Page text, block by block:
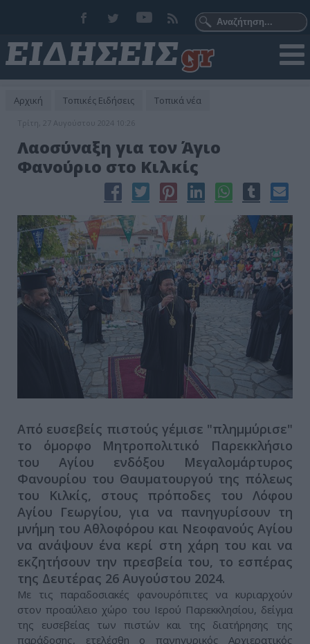
Αρχική Τοπικές Ειδήσεις Τοπικά νέα
Τρίτη, 27 Αυγούστου 2024 10:26
Λαοσύναξη για τον Άγιο
Φανούριο στο Κιλκίς
Από ευσεβείς πιστούς γέμισε "πλημμύρισε"
το όμορφο Μητροπολιτικό Παρεκκλήσιο
του Αγίου ενδόξου Μεγαλομάρτυρος
Φανουρίου του Θαυματουργού της πόλεως
του Κιλκίς, στους πρόποδες του Λόφου
Αγίου Γεωργίου, για να πανηγυρίσουν τη
μνήμη του Αθλοφόρου και Νεοφανούς Αγίου
να ανάψoυν ένα κερί στη χάρη του και να
εκζητήσουν την πρεσβεία του, το εσπέρας
της Δευτέρας 26 Αυγούστου 2024.
Με τις παραδοσιακές φανουρόπιτες να κυριαρχούν
στον προαύλειο χώρο του Ιερού Παρεκκλησίου, δείγμα
της ευσεβείας των πιστών και της διατήρησης της
παράδοσης, ετελέσθη ο πανηγυρικός Αρχιερατικός